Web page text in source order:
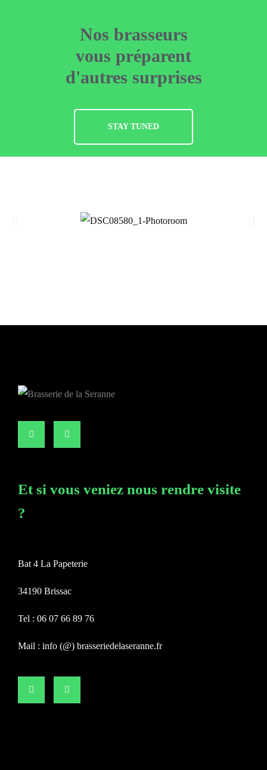
Nos brasseurs
vous préparent
d'autres surprises
STAY TUNED
Et si vous veniez nous rendre visite
?
Bat 4 La Papeterie
34190 Brissac
Tel : 06 07 66 89 76
Mail : info (@) brasseriedelaseranne.fr